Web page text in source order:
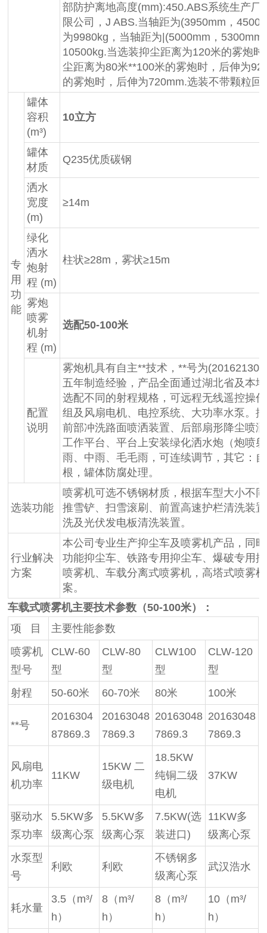
部防护离地高度(mm):450.ABS系统生产
限公司，J ABS.当轴距为(3950mm，
为9980kg，当轴距为|(5000mm，
10500kg.当选装抑尘距离为120米的雾炮
尘距离为80米**100米的雾炮时，后伸为
的雾炮时，后伸为720mm.选装不带颗粒回
专
用
功
能
罐体
容积
(m³)
10立方
罐体
材质
Q235优质碳钢
洒水
宽度
(m)
≥14m
绿化
洒水
炮射
程 (m)
柱状≥28m，雾状≥15m
雾炮
喷雾
机射
程 (m)
选配50-100米
配置
说明
雾炮机具有自主**技术，**号为
五年制造经验，产品全面通过湖北省及本
选配不同的射程规格，可远程无线遥控操
组及风扇电机、电控系统、大功率水泵。
前部冲洗路面喷洒装置、后部扇形降尘喷
工作平台、平台上安装绿化洒水炮（炮喷
雨、中雨、毛毛雨，可连续调节，其它：
根，罐体防腐处理。
选装功能
喷雾机可选不锈钢材质，根据车型大小不
推雪铲、扫雪滚刷、前置高速护栏清洗装
洗及光伏发电板清洗装置。
行业解决
方案
本公司专业生产抑尘车及喷雾机产品，同
功能抑尘车、铁路专用抑尘车、爆破专用
喷雾机、车载分离式喷雾机，高塔式喷雾
案。
车载式喷雾机主要技术参数（50-100米）：
项 目
主要性能参数
喷雾机
型号
CLW-60
型
CLW-80
型
CLW100
型
CLW-120
型
射程
50-60米 60-70米 80米 100米
**号
2016304
87869.3
20163048
7869.3
20163048
7869.3
20163048
7869.3
风扇电
机功率
11KW
15KW 二
级电机
18.5KW
纯铜二级
电机
37KW
驱动水
泵功率
5.5KW多
级离心泵
5.5KW多
级离心泵
7.5KW(选
装进口)
11KW多
级离心泵
水泵型
号
利欧 利欧
不锈钢多
级离心泵
武汉浩水
耗水量
3.5（m³/
h）
8（m³/
h）
8（m³/
h）
10（m³/
h）